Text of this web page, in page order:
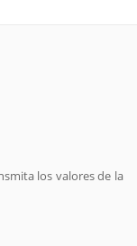
los valores de la